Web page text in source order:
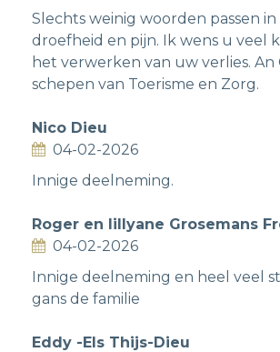
Slechts weinig woorden passen
droefheid en pijn. Ik wens u veel
het verwerken van uw verlies. An
schepen van Toerisme en Zorg.
Nico Dieu
04-02-2026
Innige deelneming.
Roger en lillyane Grosemans
04-02-2026
Innige deelneming en heel veel
gans de familie
Eddy -Els Thijs-Dieu